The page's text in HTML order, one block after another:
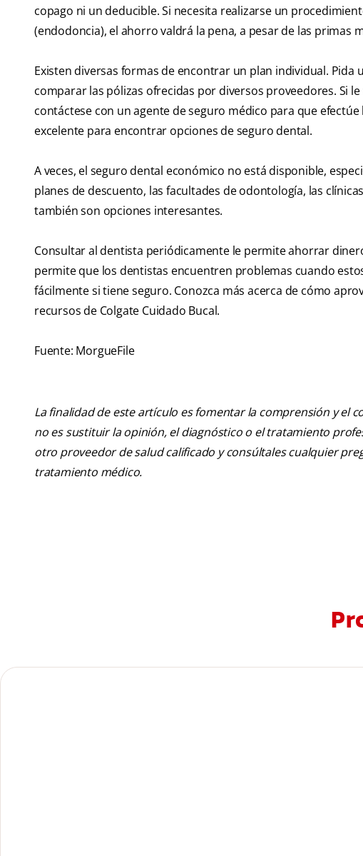
copago ni un deducible. Si necesita realizarse un
(endodoncia), el ahorro valdrá la pena, a pesar de las primas
Existen diversas formas de encontrar un plan individual.
comparar las pólizas ofrecidas por diversos proveedores. Si
contáctese con un agente de seguro médico para que
excelente para encontrar opciones de seguro dental.
A veces, el seguro dental económico no está disponible,
planes de descuento, las facultades de odontología, las
también son opciones interesantes.
Consultar al dentista periódicamente le permite ahorrar
permite que los dentistas encuentren problemas cuando
fácilmente si tiene seguro. Conozca más acerca de cómo
recursos de Colgate Cuidado Bucal.
Fuente: MorgueFile
La finalidad de este artículo es fomentar la comprensión y el
no es sustituir la opinión, el diagnóstico o el tratamiento
otro proveedor de salud calificado y consúltales cualquier
tratamiento médico.